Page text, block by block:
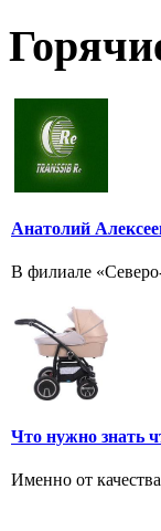
Анатолий
В филиале
Что нужно знать
Именно от